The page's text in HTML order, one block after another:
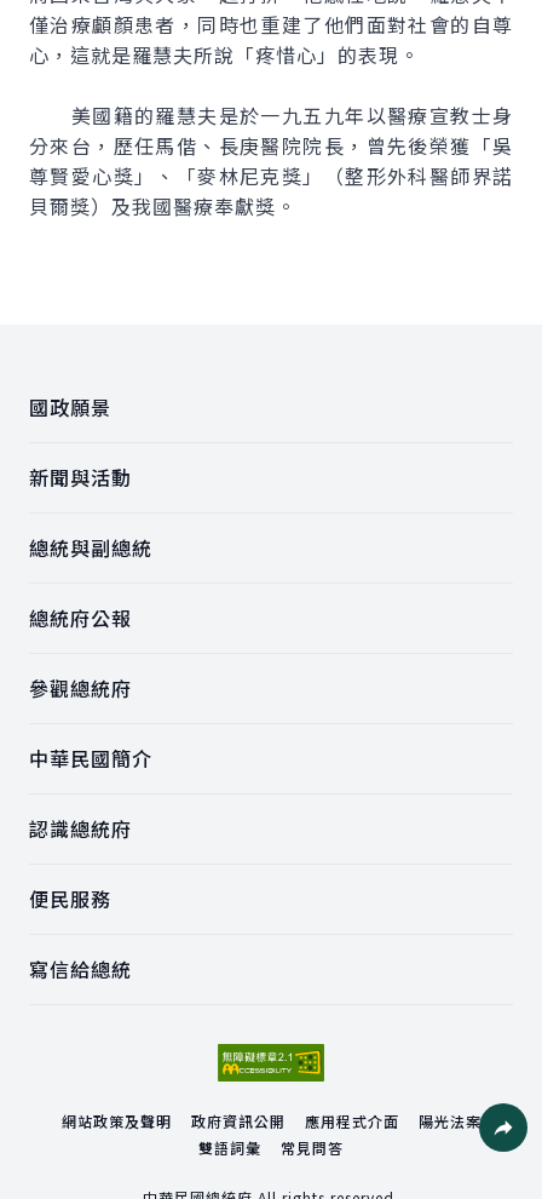
僅治療顱顏患者，同時也重建了他們面對社會的自尊
心，這就是羅慧夫所說「疼惜心」的表現。
美國籍的羅慧夫是於一九五九年以醫療宣教士身
分來台，歷任馬偕、長庚醫院院長，曾先後榮獲「吳
尊賢愛心獎」、「麥林尼克獎」（整形外科醫師界諾
貝爾獎）及我國醫療奉獻獎。
國政願景
新聞與活動
總統與副總統
總統府公報
參觀總統府
中華民國簡介
認識總統府
便民服務
寫信給總統
網站政策及聲明 政府資訊公開 應用程式介面
陽光法案
雙語詞彙
常見問答